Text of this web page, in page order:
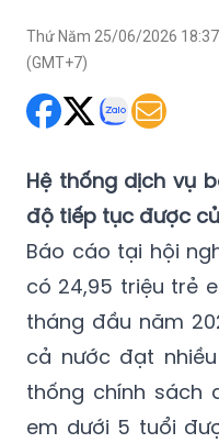
Thứ Năm 25/06/2026 18:37
(GMT+7)
Hệ thống dịch vụ
độ tiếp tục được
Báo cáo tại hội
có 24,95 triệu trẻ
tháng đầu năm
cả nước đạt
thống chính sách
em dưới 5 tuổi